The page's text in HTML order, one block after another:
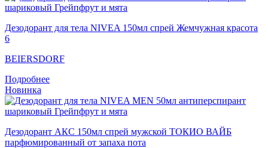
Дезодорант для тела NIVEA 150мл спрей Жемчужная красота
6
BEIERSDORF
Подробнее
Новинка
Дезодорант АКС 150мл спрей мужской ТОКИО ВАЙБ
парфюмированный от запаха пота